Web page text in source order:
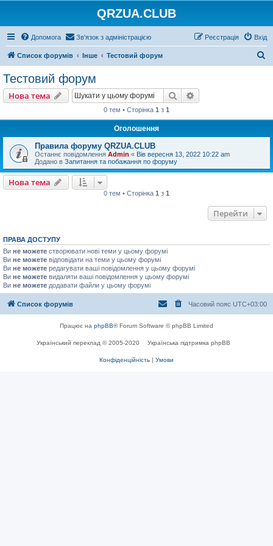
QRZUA.CLUB
Допомога Зв'язок з адміністрацією Вхід
Реєстрація
Список форумів Інше Тестовий форум
Тестовий форум
Нова тема Пошук
0 тем • Сторінка 1 з 1
Оголошення
Правила форуму QRZUA.CLUB
Останнє повідомлення Admin « Вів вересня 13, 2022 10:22 am
Додано в Запитання та побажання по форуму
Нова тема
0 тем • Сторінка 1 з 1
Перейти
ПРАВА ДОСТУПУ
Ви не можете створювати нові теми у цьому форумі
Ви не можете відповідати на теми у цьому форумі
Ви не можете редагувати ваші повідомлення у цьому форумі
Ви не можете видаляти ваші повідомлення у цьому форумі
Ви не можете додавати файли у цьому форумі
Список форумів Часовий пояс UTC+03:00
Працює на phpBB® Forum Software © phpBB Limited
Український переклад © 2005-2020 Українська підтримка phpBB
Конфіденційність | Умови